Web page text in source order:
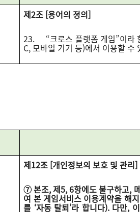
제2조 [용어의 정의]
23. “크로스 플랫폼 게임”이라
C, 모바일 기기 등)에서 이용할 수
제12조 [개인정보의 보호 및 관리]
⑦ 본조, 제5, 6항에도 불구하고,
여 본 게임서비스 이용계약을 해
를 ‘자동 탈퇴’라 합니다). 다만,